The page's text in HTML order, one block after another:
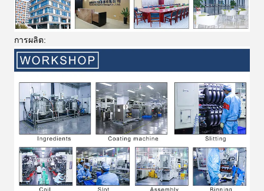
การผลิต: